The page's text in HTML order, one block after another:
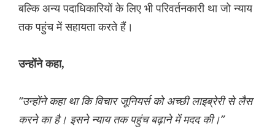
बल्कि अन्य पदाधिकारियों के लिए भी परिवर्तनकारी था जो न्याय
तक पहुंच में सहायता करते हैं।
उन्होंने कहा,
“उन्होंने कहा था कि विचार जूनियर्स को अच्छी लाइब्रेरी से लैस
करने का है। इसने न्याय तक पहुंच बढ़ाने में मदद की।”